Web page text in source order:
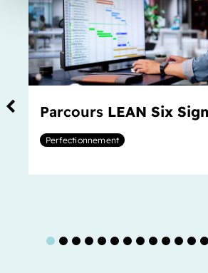
Parcours LEAN Six
Perfectionnement
4 5 6 7 8 9 101112131415